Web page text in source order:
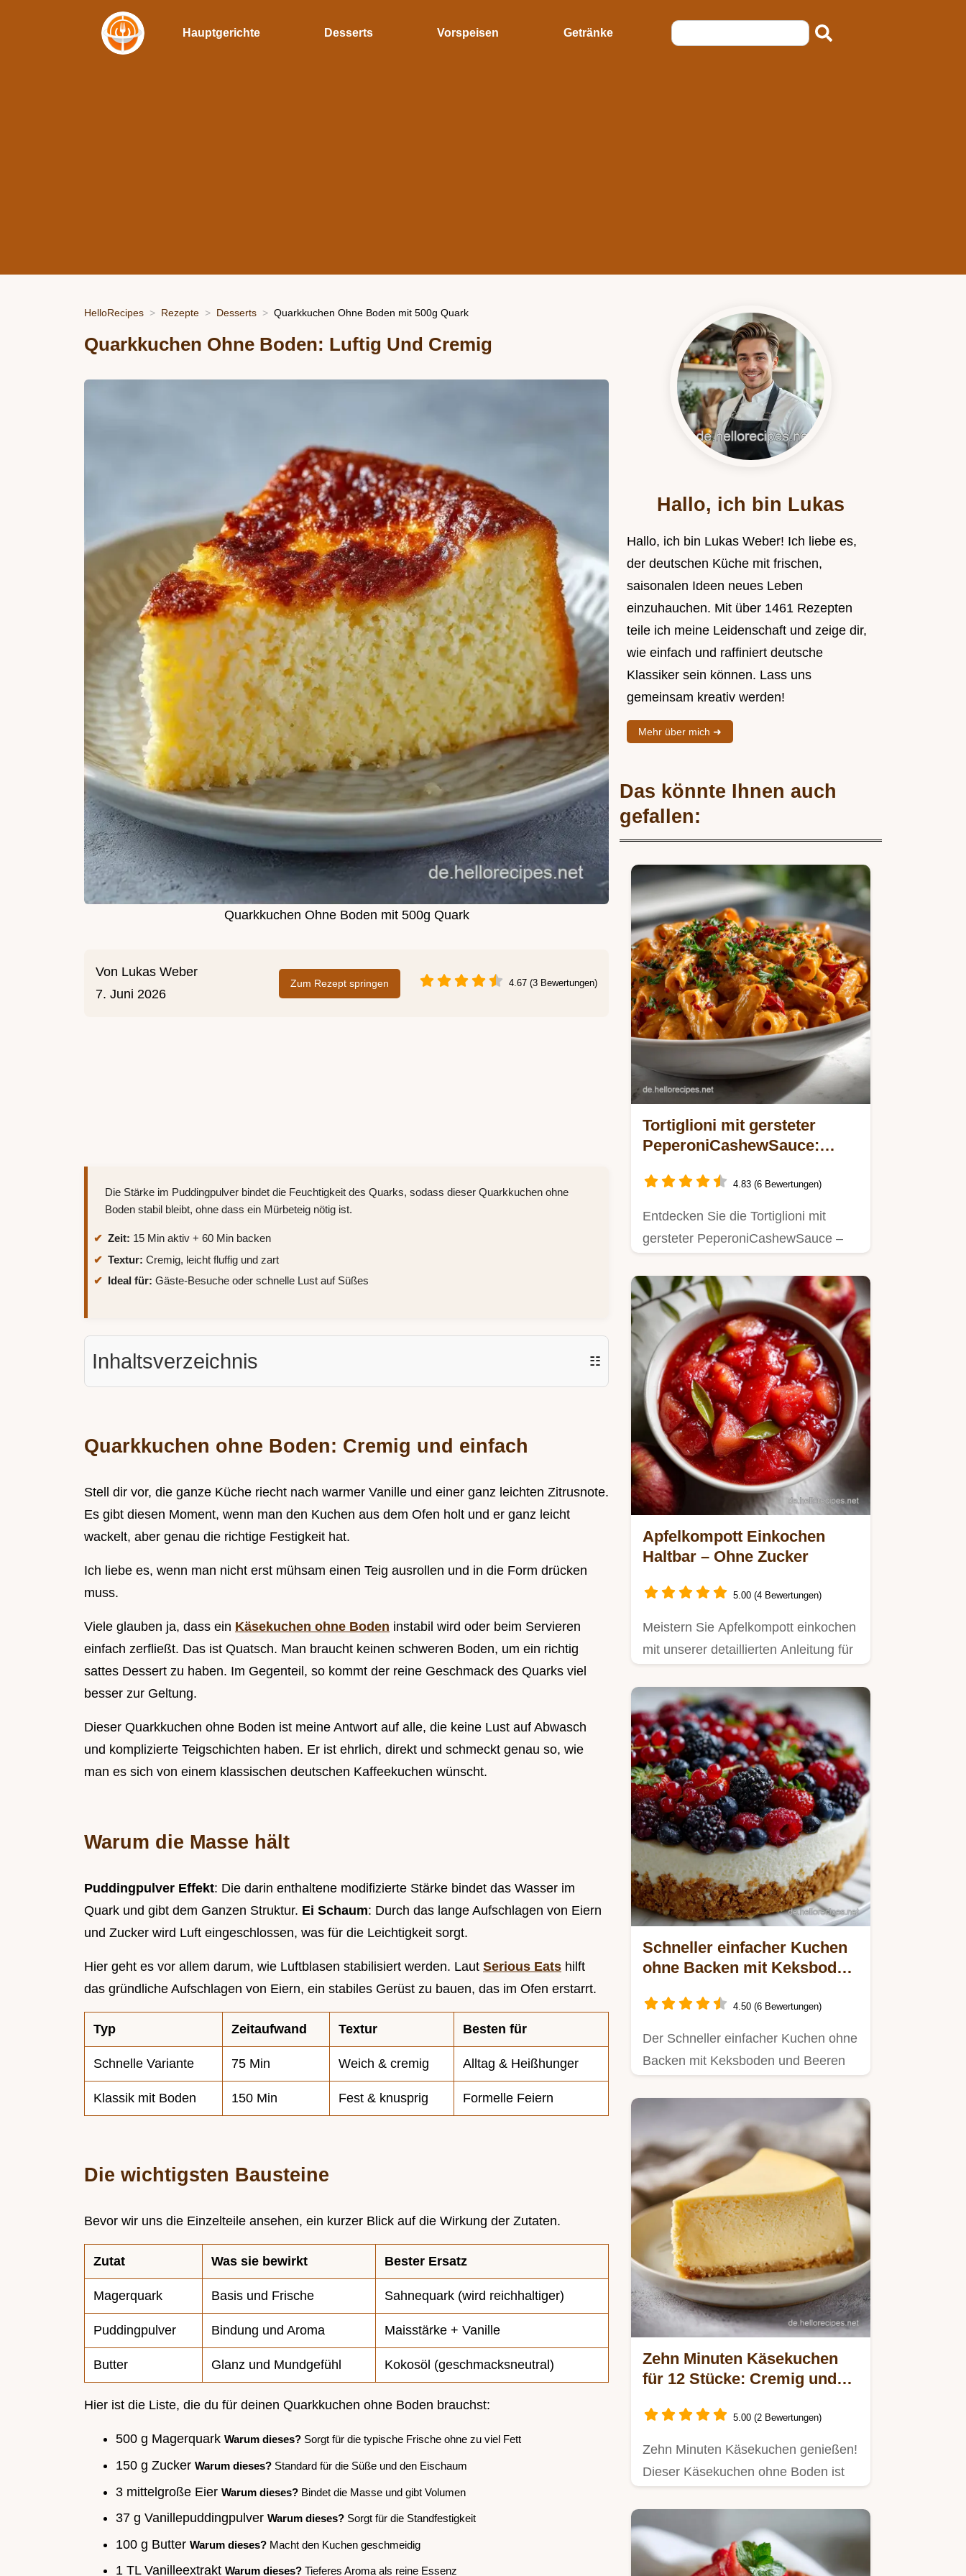
Hauptgerichte Desserts Vorspeisen Getränke
HelloRecipes Rezepte Desserts Quarkkuchen Ohne Boden mit 500g Quark
Quarkkuchen Ohne Boden: Luftig Und Cremig
Quarkkuchen Ohne Boden mit 500g Quark
Von Lukas Weber
7. Juni 2026
Zum Rezept springen 4.67 (3 Bewertungen)
Die Stärke im Puddingpulver bindet die Feuchtigkeit des Quarks, sodass dieser Quarkkuchen ohne
Boden stabil bleibt, ohne dass ein Mürbeteig nötig ist.
Zeit: 15 Min aktiv + 60 Min backen
Textur: Cremig, leicht fluffig und zart
Ideal für: Gäste-Besuche oder schnelle Lust auf Süßes
Inhaltsverzeichnis ☷
Quarkkuchen ohne Boden: Cremig und einfach
Stell dir vor, die ganze Küche riecht nach warmer Vanille und einer ganz leichten Zitrusnote.
Es gibt diesen Moment, wenn man den Kuchen aus dem Ofen holt und er ganz leicht
wackelt, aber genau die richtige Festigkeit hat.
Ich liebe es, wenn man nicht erst mühsam einen Teig ausrollen und in die Form drücken
muss.
Viele glauben ja, dass ein Käsekuchen ohne Boden instabil wird oder beim Servieren
einfach zerfließt. Das ist Quatsch. Man braucht keinen schweren Boden, um ein richtig
sattes Dessert zu haben. Im Gegenteil, so kommt der reine Geschmack des Quarks viel
besser zur Geltung.
Dieser Quarkkuchen ohne Boden ist meine Antwort auf alle, die keine Lust auf Abwasch
und komplizierte Teigschichten haben. Er ist ehrlich, direkt und schmeckt genau so, wie
man es sich von einem klassischen deutschen Kaffeekuchen wünscht.
Warum die Masse hält
Puddingpulver Effekt: Die darin enthaltene modifizierte Stärke bindet das Wasser im
Quark und gibt dem Ganzen Struktur. Ei Schaum: Durch das lange Aufschlagen von Eiern
und Zucker wird Luft eingeschlossen, was für die Leichtigkeit sorgt.
Hier geht es vor allem darum, wie Luftblasen stabilisiert werden. Laut Serious Eats hilft
das gründliche Aufschlagen von Eiern, ein stabiles Gerüst zu bauen, das im Ofen erstarrt.
Typ Zeitaufwand Textur Besten für
Schnelle Variante 75 Min Weich & cremig Alltag & Heißhunger
Klassik mit Boden 150 Min Fest & knusprig Formelle Feiern
Die wichtigsten Bausteine
Bevor wir uns die Einzelteile ansehen, ein kurzer Blick auf die Wirkung der Zutaten.
Zutat Was sie bewirkt Bester Ersatz
Magerquark Basis und Frische Sahnequark (wird reichhaltiger)
Puddingpulver Bindung und Aroma Maisstärke + Vanille
Butter Glanz und Mundgefühl Kokosöl (geschmacksneutral)
Hier ist die Liste, die du für deinen Quarkkuchen ohne Boden brauchst:
500 g Magerquark Warum dieses? Sorgt für die typische Frische ohne zu viel Fett
150 g Zucker Warum dieses? Standard für die Süße und den Eischaum
3 mittelgroße Eier Warum dieses? Bindet die Masse und gibt Volumen
37 g Vanillepuddingpulver Warum dieses? Sorgt für die Standfestigkeit
100 g Butter Warum dieses? Macht den Kuchen geschmeidig
1 TL Vanilleextrakt Warum dieses? Tieferes Aroma als reine Essenz
Hallo, ich bin Lukas
Hallo, ich bin Lukas Weber! Ich liebe es,
der deutschen Küche mit frischen,
saisonalen Ideen neues Leben
einzuhauchen. Mit über 1461 Rezepten
teile ich meine Leidenschaft und zeige dir,
wie einfach und raffiniert deutsche
Klassiker sein können. Lass uns
gemeinsam kreativ werden!
Mehr über mich ➜
Das könnte Ihnen auch
gefallen:
Tortiglioni mit gersteter
PeperoniCashewSauce:
4.83 (6 Bewertungen)
Entdecken Sie die Tortiglioni mit
gersteter PeperoniCashewSauce –
Apfelkompott Einkochen
Haltbar – Ohne Zucker
5.00 (4 Bewertungen)
Meistern Sie Apfelkompott einkochen
mit unserer detaillierten Anleitung für
Schneller einfacher Kuchen
ohne Backen mit Keksboden
Zubereitung 4.50 (6 Bewertungen)
Der Schneller einfacher Kuchen ohne
Backen mit Keksboden und Beeren
Zehn Minuten Käsekuchen
für 12 Stücke: Cremig und
5.00 (2 Bewertungen)
Zehn Minuten Käsekuchen genießen!
Dieser Käsekuchen ohne Boden ist